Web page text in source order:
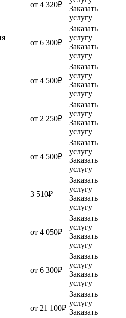
от 4 320₽
Заказать
услугу
от 6 300₽
Заказать
услугу
Заказать
услугу
от 4 500₽
Заказать
услугу
Заказать
услугу
от 2 250₽
Заказать
услугу
Заказать
услугу
от 4 500₽
Заказать
услугу
Заказать
услугу
3 510₽
Заказать
услугу
Заказать
услугу
от 4 050₽
Заказать
услугу
Заказать
услугу
от 6 300₽
Заказать
услугу
Заказать
услугу
от 21 100₽
Заказать
услугу
Заказать